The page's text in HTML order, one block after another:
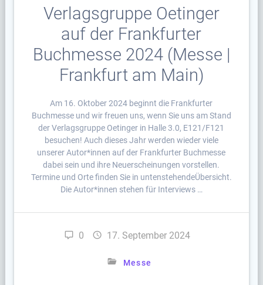
Verlagsgruppe Oetinger
auf der Frankfurter
Buchmesse 2024 (Messe |
Frankfurt am Main)
Am 16. Oktober 2024 beginnt die Frankfurter
Buchmesse und wir freuen uns, wenn Sie uns am Stand
der Verlagsgruppe Oetinger in Halle 3.0, E121/F121
besuchen! Auch dieses Jahr werden wieder viele
unserer Autor*innen auf der Frankfurter Buchmesse
dabei sein und ihre Neuerscheinungen vorstellen.
Termine und Orte finden Sie in untenstehendeÜbersicht.
Die Autor*innen stehen für Interviews …
0 17. September 2024
Messe